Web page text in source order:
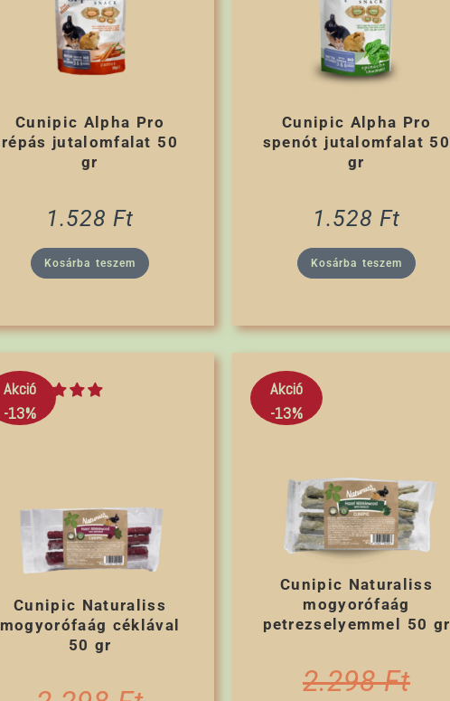
Cunipic Alpha Pro
répás jutalomfalat 50
gr
1.528 Ft
Kosárba teszem
Cunipic Alpha Pro
spenót jutalomfalat 50
gr
1.528 Ft
Kosárba teszem
Akció
-13%
Cunipic Naturaliss
mogyorófaág céklával
50 gr
Akció
-13%
Cunipic Naturaliss
mogyorófaág
petrezselyemmel 50 gr
2.298Ft